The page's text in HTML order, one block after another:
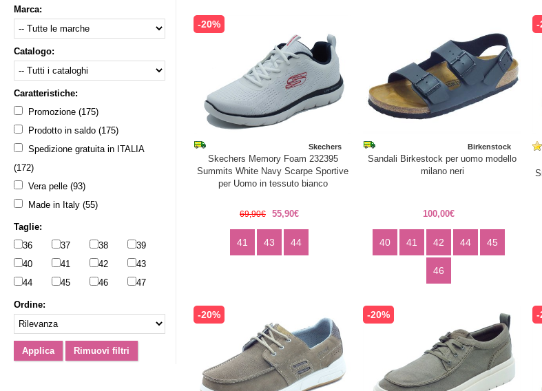
Marca:
Catalogo:
Caratteristiche:
Promozione (175)
Prodotto in saldo (175)
Spedizione gratuita in ITALIA
(172)
Vera pelle (93)
Made in Italy (55)
Taglie:
36
37 38
39
40
41 42
43
44
45 46 47
Ordine:
-20%
Skechers
Skechers Memory Foam 232395
Summits White Navy Scarpe Sportive
per Uomo in tessuto bianco
69,90€ 55,90€
41 43 44
Birkenstock
Sandali Birkestock per uomo modello
milano neri
100,00€
40 41 42 44 45
46
-
-20% -20% -